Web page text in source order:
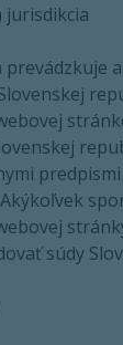
jurisdikcia
súdy